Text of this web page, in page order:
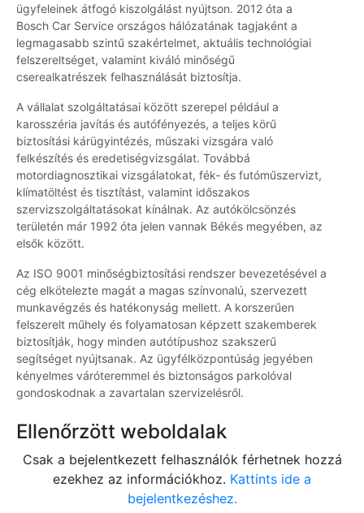
ügyfeleinek átfogó kiszolgálást nyújtson. 2012 óta a
Bosch Car Service országos hálózatának tagjaként a
legmagasabb szintű szakértelmet, aktuális technológiai
felszereltséget, valamint kiváló minőségű
cserealkatrészek felhasználását biztosítja.
A vállalat szolgáltatásai között szerepel például a
karosszéria javítás és autófényezés, a teljes körű
biztosítási kárügyintézés, műszaki vizsgára való
felkészítés és eredetiségvizsgálat. Továbbá
motordiagnosztikai vizsgálatokat, fék- és futóműszervizt,
klímatöltést és tisztítást, valamint időszakos
szervizszolgáltatásokat kínálnak. Az autókölcsönzés
területén már 1992 óta jelen vannak Békés megyében, az
elsők között.
Az ISO 9001 minőségbiztosítási rendszer bevezetésével a
cég elkötelezte magát a magas színvonalú, szervezett
munkavégzés és hatékonyság mellett. A korszerűen
felszerelt műhely és folyamatosan képzett szakemberek
biztosítják, hogy minden autótípushoz szakszerű
segítséget nyújtsanak. Az ügyfélközpontúság jegyében
kényelmes váróteremmel és biztonságos parkolóval
gondoskodnak a zavartalan szervizelésről.
Ellenőrzött weboldalak
Csak a bejelentkezett felhasználók férhetnek hozzá
ezekhez az információkhoz. Kattints ide a
bejelentkezéshez.